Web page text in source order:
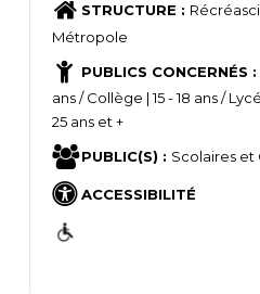
STRUCTURE :
Métropole
PUBLICS CONCERNÉS :
ans / Collège | 15 - 18 ans /
25 ans et +
PUBLIC(S) : Scolaires et
ACCESSIBILITÉ